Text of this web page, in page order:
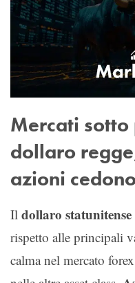
Mercati sotto
dollaro
azioni
Il dollaro statunitense
rispetto alle principali
calma nel mercato